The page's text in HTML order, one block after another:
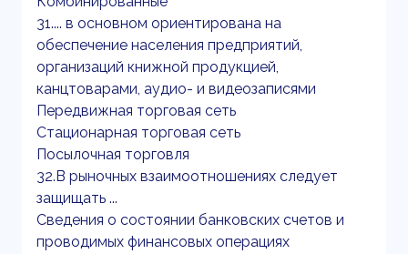
31.... в основном ориентирована на
обеспечение населения предприятий,
организаций книжной продукцией,
канцтоварами, аудио- и видеозаписями
Передвижная торговая сеть
Стационарная торговая сеть
Посылочная торговля
32.В рыночных взаимоотношениях следует
защищать ...
Сведения о состоянии банковских счетов и
проводимых финансовых операциях